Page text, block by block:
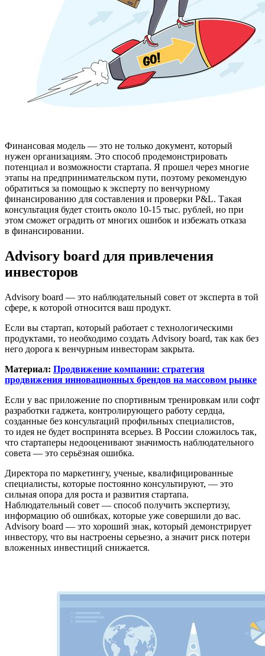
Финансовая модель — это не только документ, который
нужен организациям. Это способ продемонстрировать
потенциал и возможности стартапа. Я прошел через многие
этапы на предпринимательском пути, поэтому рекомендую
обратиться за помощью к эксперту по венчурному
финансированию для составления и проверки P&L. Такая
консультация будет стоить около 10-15 тыс. рублей, но при
этом сможет оградить от многих ошибок и избежать отказа
в финансировании.
Advisory board для привлечения
инвесторов
Advisory board — это наблюдательный совет от эксперта в той
сфере, к которой относится ваш продукт.
Если вы стартап, который работает с технологическими
продуктами, то необходимо создать Advisory board, так как без
него дорога к венчурным инвесторам закрыта.
Материал: Продвижение компании: стратегия
продвижения инновационных брендов на массовом рынке
Если у вас приложение по спортивным тренировкам или софт
разработки гаджета, контролирующего работу сердца,
созданные без консультаций профильных специалистов,
то идея не будет воспринята всерьез. В России сложилось так,
что стартаперы недооценивают значимость наблюдательного
совета — это серьёзная ошибка.
Директора по маркетингу, ученые, квалифицированные
специалисты, которые постоянно консультируют, — это
сильная опора для роста и развития стартапа.
Наблюдательный совет — способ получить экспертизу,
информацию об ошибках, которые уже совершили до вас.
Advisory board — это хороший знак, который демонстрирует
инвестору, что вы настроены серьезно, а значит риск потери
вложенных инвестиций снижается.